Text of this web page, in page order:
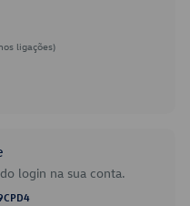
ligações)
login na sua conta.